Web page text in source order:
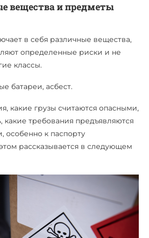
вещества и предметы
в себя различные вещества,
определенные риски и не
классы.
батареи, асбест.
какие грузы считаются опасными,
какие требования предъявляются
особенно к паспорту
рассказывается в следующем